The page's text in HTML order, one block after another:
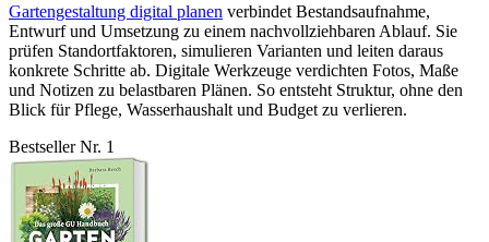
Gartengestaltung digital planen verbindet Bestandsaufnahme,
Entwurf und Umsetzung zu einem nachvollziehbaren Ablauf. Sie
prüfen Standortfaktoren, simulieren Varianten und leiten daraus
konkrete Schritte ab. Digitale Werkzeuge verdichten Fotos, Maße
und Notizen zu belastbaren Plänen. So entsteht Struktur, ohne den
Blick für Pflege, Wasserhaushalt und Budget zu verlieren.
Bestseller Nr. 1